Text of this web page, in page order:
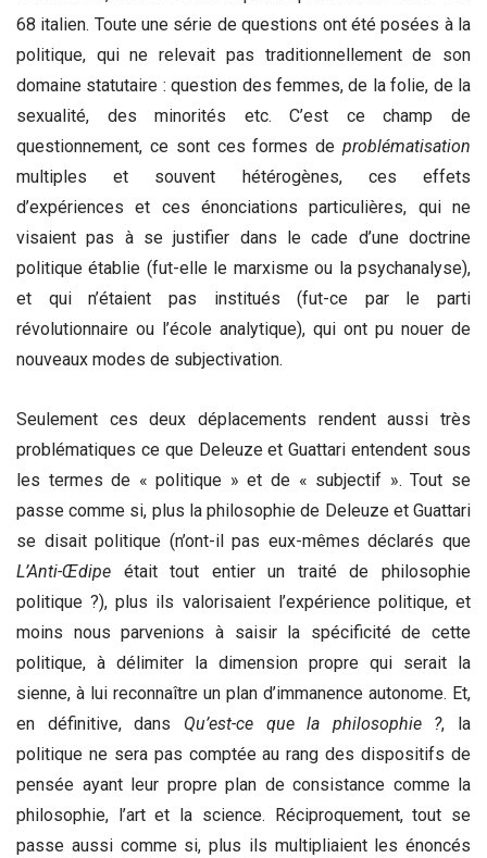
68 italien. Toute une série de questions ont été posées à la
politique, qui ne relevait pas traditionnellement de son
domaine statutaire : question des femmes, de la folie, de la
sexualité, des minorités etc. C’est ce champ de
questionnement, ce sont ces formes de problématisation
multiples et souvent hétérogènes, ces effets
d’expériences et ces énonciations particulières, qui ne
visaient pas à se justifier dans le cade d’une doctrine
politique établie (fut-elle le marxisme ou la psychanalyse),
et qui n’étaient pas institués (fut-ce par le parti
révolutionnaire ou l’école analytique), qui ont pu nouer de
nouveaux modes de subjectivation.
Seulement ces deux déplacements rendent aussi très
problématiques ce que Deleuze et Guattari entendent sous
les termes de « politique » et de « subjectif ». Tout se
passe comme si, plus la philosophie de Deleuze et Guattari
se disait politique (n’ont-il pas eux-mêmes déclarés que
L’Anti-Œdipe était tout entier un traité de philosophie
politique ?), plus ils valorisaient l’expérience politique, et
moins nous parvenions à saisir la spécificité de cette
politique, à délimiter la dimension propre qui serait la
sienne, à lui reconnaître un plan d’immanence autonome. Et,
en définitive, dans Qu’est-ce que la philosophie ?, la
politique ne sera pas comptée au rang des dispositifs de
pensée ayant leur propre plan de consistance comme la
philosophie, l’art et la science. Réciproquement, tout se
passe aussi comme si, plus ils multipliaient les énoncés